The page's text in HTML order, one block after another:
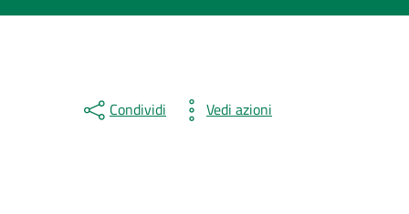
Condividi Vedi azioni